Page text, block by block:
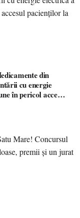
din
cu energie
în pericol accesul